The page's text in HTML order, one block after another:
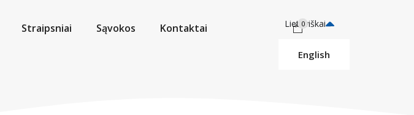
Straipsniai Sąvokos Kontaktai Lietuviškai
English
0